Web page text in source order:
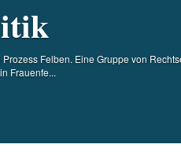
Felben. Eine Gruppe von
Frauenfe...